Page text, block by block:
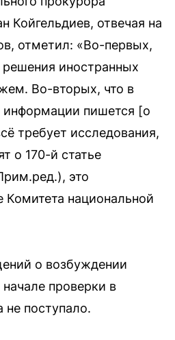
Койгельдиев, отвечая на
отметил: «Во-первых,
иностранных
Во-вторых, что в
информации пишется [о
требует исследования,
о 170-й статье
это
национальной
о возбуждении
проверки в
поступало.